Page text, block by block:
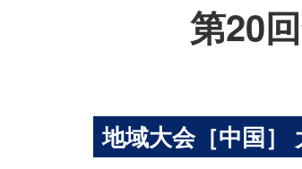
第20
地域大会［中国］